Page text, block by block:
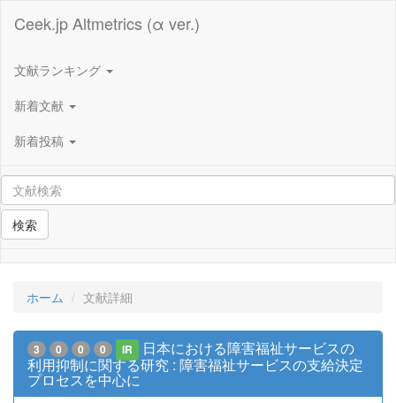
Ceek.jp Altmetrics (α ver.)
文献ランキング
新着文献
新着投稿
検索
ホーム 文献詳細
3 0 0 0 IR
日本における障害福祉サービスの
利用抑制に関する研究 : 障害福祉サービスの支給決定
プロセスを中心に